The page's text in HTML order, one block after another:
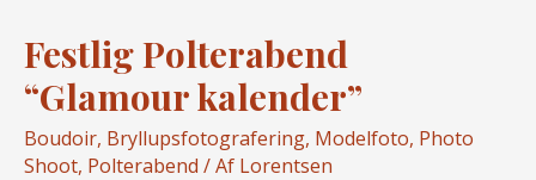
Festlig Polterabend
“Glamour kalender”
Boudoir, Bryllupsfotografering, Modelfoto, Photo
Shoot, Polterabend / Af Lorentsen